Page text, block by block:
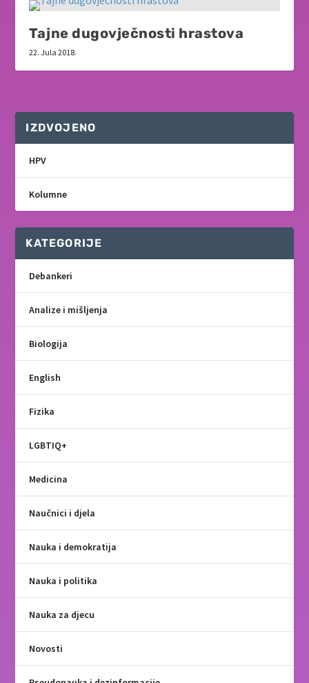
Tajne dugovječnosti hrastova
22. Jula 2018.
IZDVOJENO
HPV
Kolumne
KATEGORIJE
Debankeri
Analize i mišljenja
Biologija
English
Fizika
LGBTIQ+
Medicina
Naučnici i djela
Nauka i demokratija
Nauka i politika
Nauka za djecu
Novosti